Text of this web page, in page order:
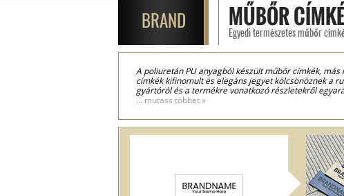
BRAND MŰBŐR
Egyedi természetes műbőr
A poliuretán PU anyagból készült műbőr címkék,
címkék kifinomult és elegáns jegyet kölcsönöznek a
gyártóról és a termékre vonatkozó részletekről
méretekben és színekben. Minden modell testre
A bőrcímkék a divatipar elengedhetetlen részei,
mindenképpen személyes jelleget kölcsönöznek a
... mutass többet »